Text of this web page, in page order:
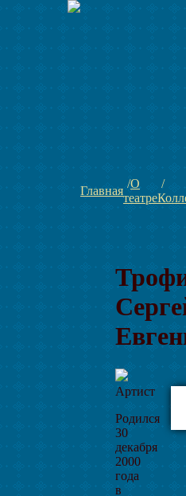
Главная
О
театре
Артист
Родился
30
декабря
2000
года
в